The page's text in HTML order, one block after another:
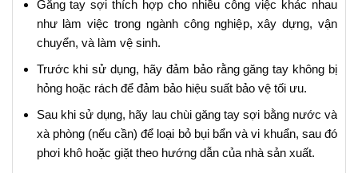
Găng tay sợi thích hợp cho nhiều công việc khác nhau
như làm việc trong ngành công nghiệp, xây dựng, vận
chuyển, và làm vệ sinh.
Trước khi sử dụng, hãy đảm bảo rằng găng tay không bị
hỏng hoặc rách để đảm bảo hiệu suất bảo vệ tối ưu.
Sau khi sử dụng, hãy lau chùi găng tay sợi bằng nước và
xà phòng (nếu cần) để loại bỏ bụi bẩn và vi khuẩn, sau đó
phơi khô hoặc giặt theo hướng dẫn của nhà sản xuất.